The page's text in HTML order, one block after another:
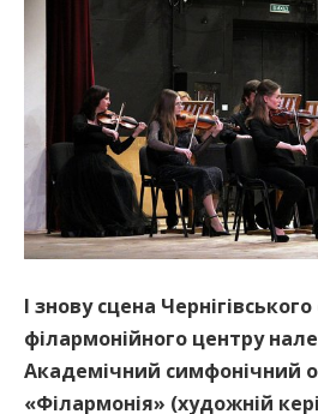
І знову сцена
філармонійного центру
Академічний симфонічний
«Філармонія» (художній